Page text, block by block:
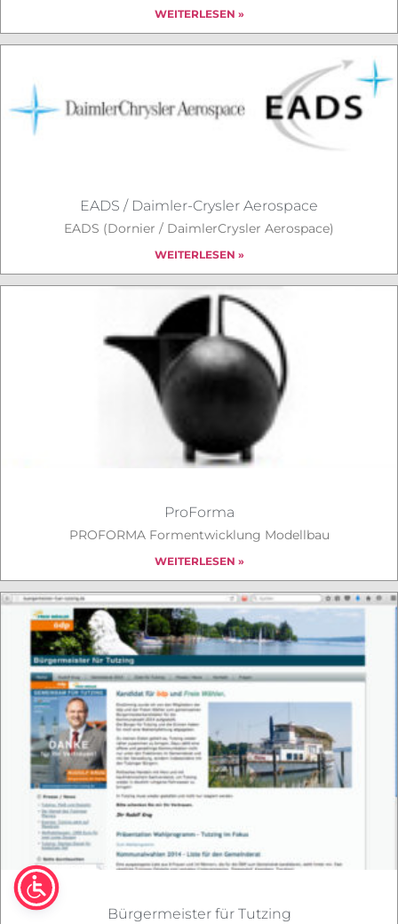
WEITERLESEN »
EADS / Daimler-Crysler Aerospace
EADS (Dornier / DaimlerCrysler Aerospace)
WEITERLESEN »
ProForma
PROFORMA Formentwicklung Modellbau
WEITERLESEN »
Bürgermeister für Tutzing